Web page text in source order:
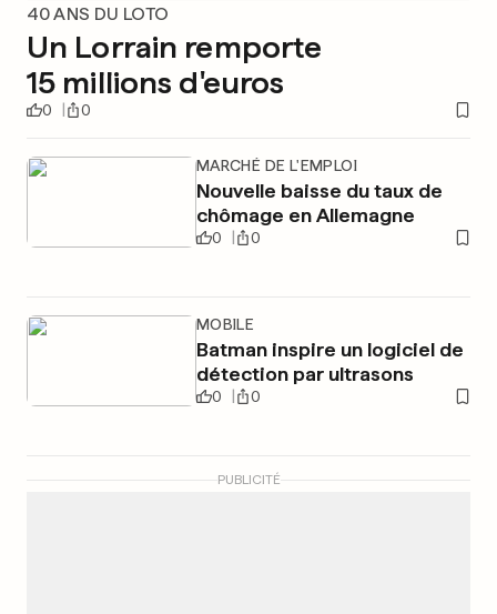
40 ANS DU LOTO
Un Lorrain remporte
15 millions d'euros
0 0
MARCHÉ DE L'EMPLOI
Nouvelle baisse du taux de
chômage en Allemagne
0 0
MOBILE
Batman inspire un logiciel de
détection par ultrasons
0 0
PUBLICITÉ